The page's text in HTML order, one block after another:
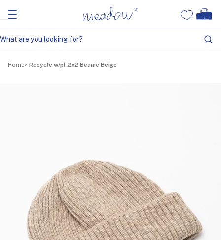
Home Recycle w/pl 2x2 Beanie Beige